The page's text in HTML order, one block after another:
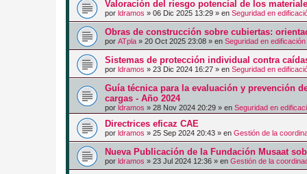
Valoración del riesgo potencial de los
por ldramos » 06 Dic 2025 13:29 » en Seguridad en
Obras de construcción sobre cubiertas:
por ATpla » 20 Oct 2025 23:08 » en Seguridad en edificación
Sistemas de protección individual contra
por ldramos » 23 Dic 2024 16:27 » en Seguridad en
Guía técnica para la evaluación y prevención
cargas - Año 2024
por ldramos » 28 Nov 2024 20:29 » en Seguridad en
Directrices eficaz CAE
por ldramos » 25 Sep 2024 20:43 » en Gestión de la
Nueva Publicación de la Fundación Musaat
por ldramos » 23 Jul 2024 12:36 » en Gestión de la